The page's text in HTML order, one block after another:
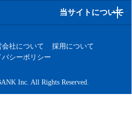
当サイトについて
会社について
採用について
バシーポリシー
Inc. All Rights Reserved.